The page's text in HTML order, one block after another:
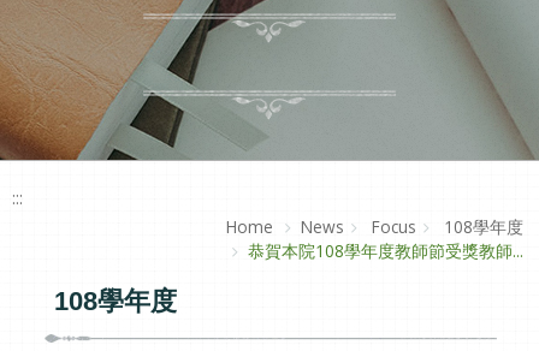
:::
Home
News Focus
108學年度
恭賀本院108學年度教師節受獎教師...
108學年度